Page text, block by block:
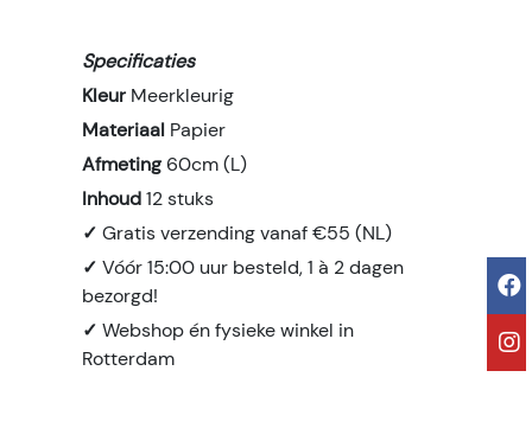
Specificaties
Kleur Meerkleurig
Materiaal Papier
Afmeting60cm (L)
Inhoud12 stuks
✓Gratis verzending vanaf €55 (NL)
✓Vóór 15:00 uur besteld, 1 à 2 dagen
bezorgd!
✓Webshop én fysieke winkel in
Rotterdam